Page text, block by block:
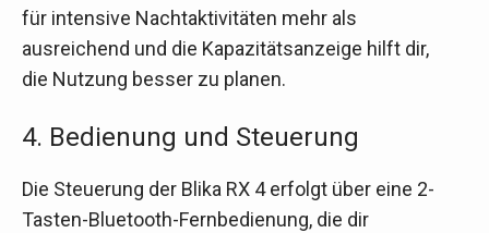
für intensive Nachtaktivitäten mehr als
ausreichend und die Kapazitätsanzeige hilft dir,
die Nutzung besser zu planen.
4. Bedienung und Steuerung
Die Steuerung der Blika RX 4 erfolgt über eine 2-
Tasten-Bluetooth-Fernbedienung, die dir